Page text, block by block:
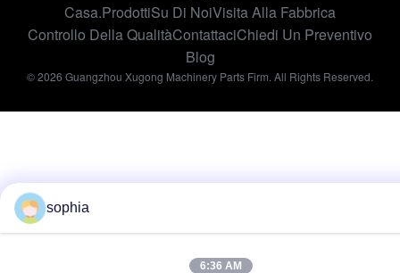
Casa.ProdottiSu Di NoiVisita Alla Fabbrica
Controllo Della QualitàContattaciChiedi Un Preventivo
Blog
© 2026 Guangzhou Xugong Machinery Parts Firm. All Rights Reserved.
sophia
6:36 AM